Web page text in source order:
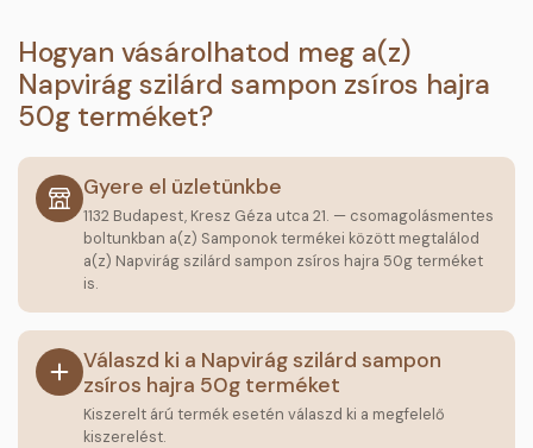
Hogyan vásárolhatod meg a(z)
Napvirág szilárd sampon zsíros hajra
50g terméket?
Gyere el üzletünkbe
1132 Budapest, Kresz Géza utca 21. — csomagolásmentes
boltunkban a(z) Samponok termékei között megtalálod
a(z) Napvirág szilárd sampon zsíros hajra 50g terméket
is.
Válaszd ki a Napvirág szilárd sampon
zsíros hajra 50g terméket
Kiszerelt árú termék esetén válaszd ki a megfelelő
kiszerelést.